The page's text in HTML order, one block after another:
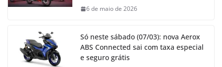
6 de maio de 2026
Só neste sábado (07/03): nova Aerox
ABS Connected sai com taxa especial
e seguro grátis